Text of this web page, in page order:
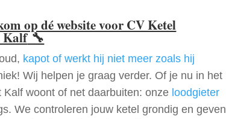
op dé website voor CV Ketel
Kalf🔧
kapot of werkt hij niet meer zoals hij
Wij helpen je graag verder. Of je nu in het
Kalf woont of net daarbuiten: onze loodgieter
We controleren jouw ketel grondig en geven